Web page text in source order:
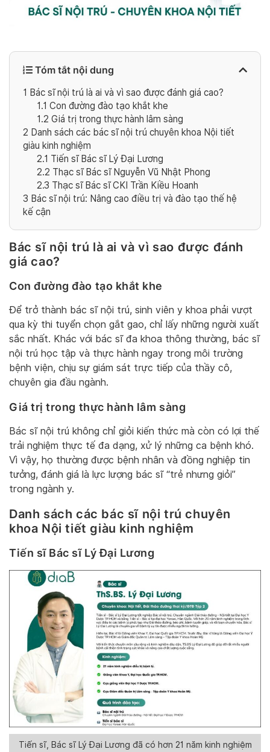
Tóm tắt nội dung
1 Bác sĩ nội trú là ai và vì sao được đánh giá cao?
1.1 Con đường đào tạo khắt khe
1.2 Giá trị trong thực hành lâm sàng
2 Danh sách các bác sĩ nội trú chuyên khoa Nội tiết
giàu kinh nghiệm
2.1 Tiến sĩ Bác sĩ Lý Đại Lương
2.2 Thạc sĩ Bác sĩ Nguyễn Vũ Nhật Phong
2.3 Thạc sĩ Bác sĩ CKI Trần Kiều Hoanh
3 Bác sĩ nội trú: Nâng cao điều trị và đào tạo thế hệ
kế cận
Bác sĩ nội trú là ai và vì sao được đánh
giá cao?
Con đường đào tạo khắt khe
Để trở thành bác sĩ nội trú, sinh viên y khoa phải vượt
qua kỳ thi tuyển chọn gắt gao, chỉ lấy những người xuất
sắc nhất. Khác với bác sĩ đa khoa thông thường, bác sĩ
nội trú học tập và thực hành ngay trong môi trường
bệnh viện, chịu sự giám sát trực tiếp của thầy cô,
chuyên gia đầu ngành.
Giá trị trong thực hành lâm sàng
Bác sĩ nội trú không chỉ giỏi kiến thức mà còn có lợi thế
trải nghiệm thực tế đa dạng, xử lý những ca bệnh khó.
Vì vậy, họ thường được bệnh nhân và đồng nghiệp tin
tưởng, đánh giá là lực lượng bác sĩ “trẻ nhưng giỏi”
trong ngành y.
Danh sách các bác sĩ nội trú chuyên
khoa Nội tiết giàu kinh nghiệm
Tiến sĩ Bác sĩ Lý Đại Lương
Tiến sĩ, Bác sĩ Lý Đại Lương đã có hơn 21 năm kinh nghiệm